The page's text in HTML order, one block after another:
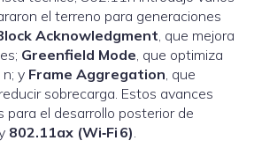
el terreno para generaciones
Acknowledgment, que mejora
Greenfield Mode, que optimiza
y Frame Aggregation, que
sobrecarga. Estos avances
para el desarrollo posterior de
802.11ax (Wi‑Fi 6).